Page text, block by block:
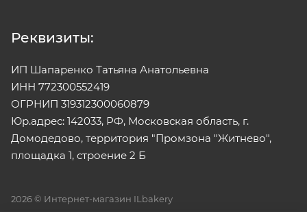
Реквизиты:
ИП Шапаренко Татьяна Анатольевна
ИНН 772300552419
ОГРНИП 319312300060879
Юр.адрес: 142033, РФ, Московская область, г.
Домодедово, территория "Промзона "Житнево",
площадка 1, строение 2 Б
2026 © Интернет-магазин ILbakery